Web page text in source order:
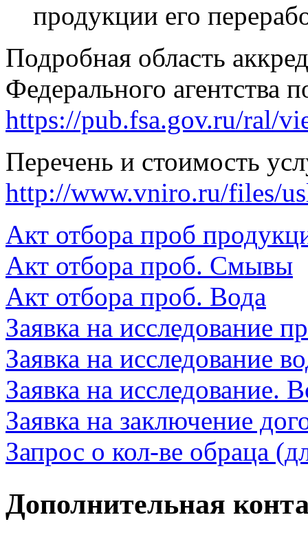
продукции его
Подробная область
Федерального агентства
https://pub.fsa.gov.ru/ral/
Перечень и стоимость
http://www.vniro.ru/files/
Акт отбора проб
Акт отбора проб. Смывы
Акт отбора проб. Вода
Заявка на исследование
Заявка на исследование
Заявка на исследование.
Заявка на заключение
Запрос о кол-ве обраца
Дополнительная